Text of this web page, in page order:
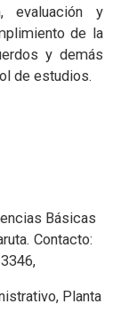
evaluación y
de la
y demás
de estudios.
Básicas
Contacto:
Planta